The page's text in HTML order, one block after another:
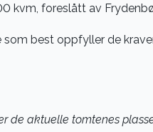
kvm, foreslått av
som best oppfyller de
de aktuelle tomtenes